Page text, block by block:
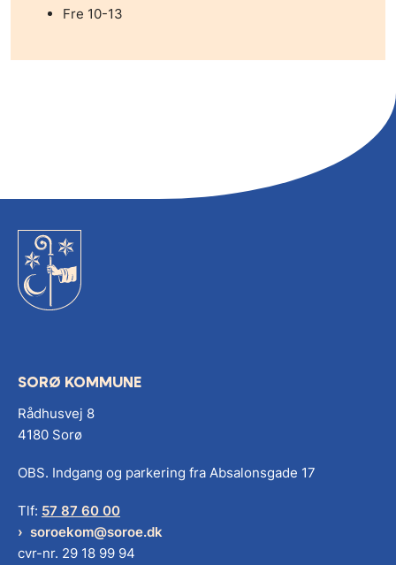
Fre 10-13
SORØ KOMMUNE
Rådhusvej 8
4180 Sorø
OBS. Indgang og parkering fra Absalonsgade 17
Tlf: 57 87 60 00
soroekom@soroe.dk
cvr-nr. 29 18 99 94